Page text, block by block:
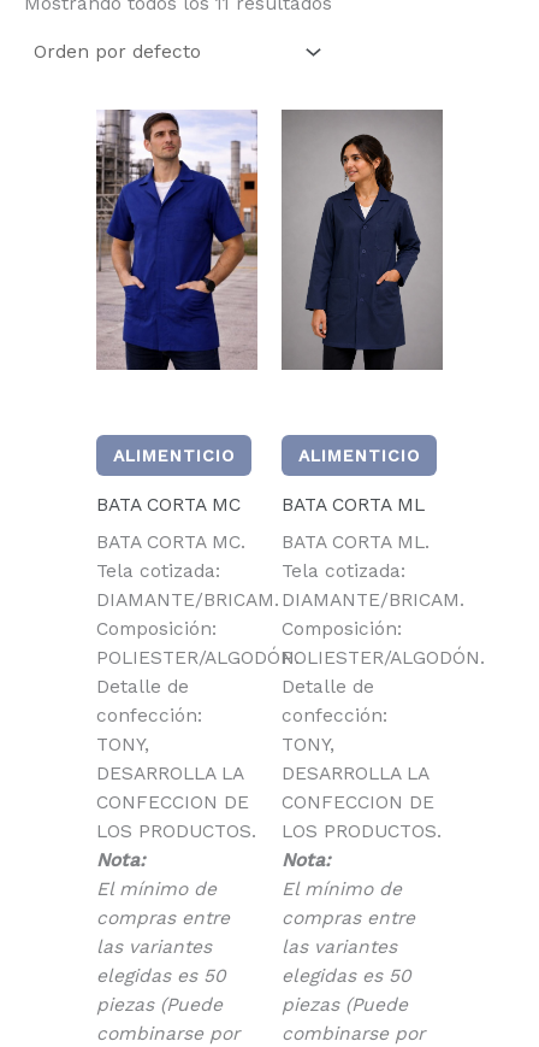
ALIMENTICIO
BATA CORTA MC
BATA CORTA MC.
Tela cotizada:
DIAMANTE/BRICAM.
Composición:
POLIESTER/ALGODÓN.
Detalle de
confección:
TONY,
DESARROLLA LA
CONFECCION DE
LOS PRODUCTOS.
Nota:
El mínimo de
compras entre
las variantes
elegidas es 50
piezas (Puede
combinarse por
ALIMENTICIO
BATA CORTA ML
BATA CORTA ML.
Tela cotizada:
DIAMANTE/BRICAM.
Composición:
POLIESTER/ALGODÓN.
Detalle de
confección:
TONY,
DESARROLLA LA
CONFECCION DE
LOS PRODUCTOS.
Nota:
El mínimo de
compras entre
las variantes
elegidas es 50
piezas (Puede
combinarse por